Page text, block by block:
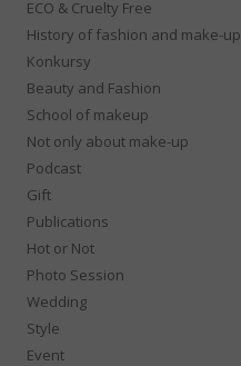
ECO & Cruelty Free
History of fashion and make-up
Konkursy
Beauty and Fashion
School of makeup
Not only about make-up
Podcast
Gift
Publications
Hot or Not
Photo Session
Wedding
Style
Event